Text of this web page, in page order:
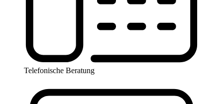
Telefonische Beratung